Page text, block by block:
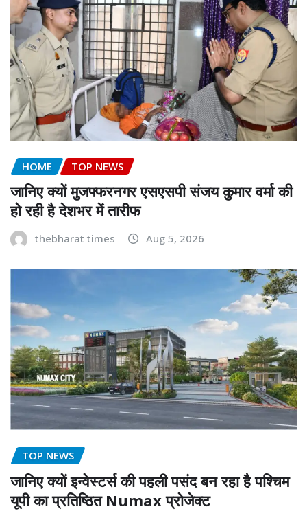
HOME TOP NEWS
जानिए क्यों मुजफ्फरनगर एसएसपी संजय कुमार वर्मा की
हो रही है देशभर में तारीफ
thebharat times Aug 5, 2026
TOP NEWS
जानिए क्यों इन्वेस्टर्स की पहली पसंद बन रहा है पश्चिम
यूपी का प्रतिष्ठित Numax प्रोजेक्ट